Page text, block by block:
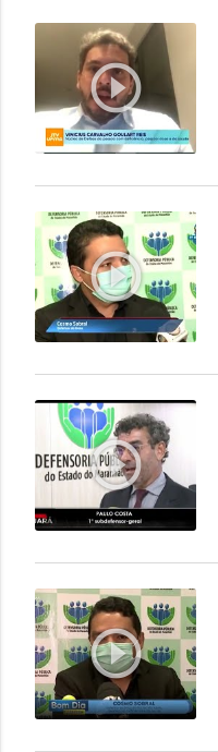
play_circle_outline
play_circle_outline
play_circle_outline
play_circle_outline